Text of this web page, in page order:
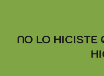
NO LO HICISTE